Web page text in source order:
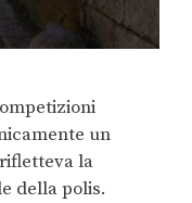
un
la
della polis.